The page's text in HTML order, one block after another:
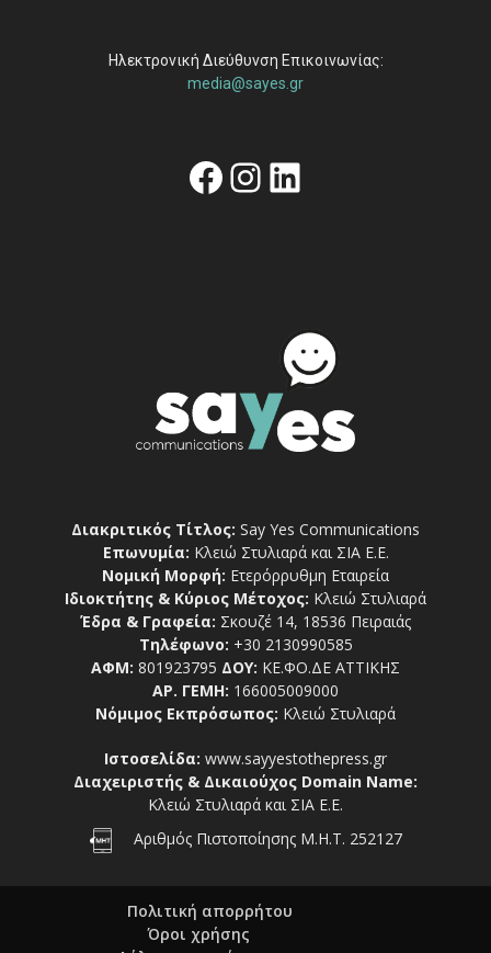
Ηλεκτρονική Διεύθυνση Επικοινωνίας:
media@sayes.gr
Facebook
Instagram
Linkedin
Διακριτικός Τίτλος: Say Yes Communications
Επωνυμία: Κλειώ Στυλιαρά και ΣΙΑ Ε.Ε.
Νομική Μορφή: Ετερόρρυθμη Εταιρεία
Ιδιοκτήτης & Κύριος Μέτοχος: Κλειώ Στυλιαρά
Έδρα & Γραφεία: Σκουζέ 14, 18536 Πειραιάς
Τηλέφωνο: +30 2130990585
ΑΦΜ: 801923795 ΔΟΥ: ΚΕ.ΦΟ.ΔΕ ΑΤΤΙΚΗΣ
ΑΡ. ΓΕΜΗ: 166005009000
Νόμιμος Εκπρόσωπος: Κλειώ Στυλιαρά
Ιστοσελίδα: www.sayyestothepress.gr
Διαχειριστής & Δικαιούχος Domain Name:
Κλειώ Στυλιαρά και ΣΙΑ Ε.Ε.
Αριθμός Πιστοποίησης Μ.Η.Τ. 252127
Πολιτική απορρήτου
Όροι χρήσης